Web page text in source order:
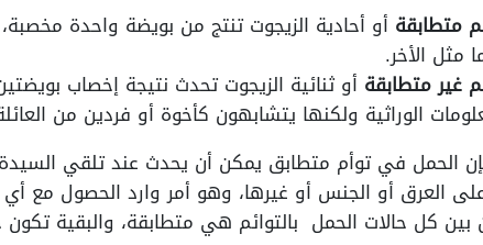
متطابقة أو أحادية الزيجوت تنتج من بويضة واحدة
مثل الأخر.
غير متطابقة أو ثنائية الزيجوت تحدث نتيجة إخصاب
الوراثية ولكنها يتشابهون كأخوة أو فردين من
الحمل في توأم متطابق يمكن أن يحدث عند تلقي